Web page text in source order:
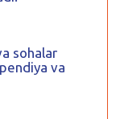
sohalar
va